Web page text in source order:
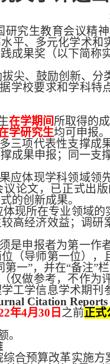
研究生教育会议精
平、多元化学术和
成果奖（以下简称
拔尖、鼓励创新、分
学校要求和学科特
在学期间 所取得的
学研究生均可申报。
三项代表性支撑成
成果申报；同一支
应体现学科领域领
论文，已正式出
的创新成果。
现所在专业领域
高经济效益；调
是申报者为第一作
（导师第一位），
第一”，并在“备注”
仅做参考，不作为
工学信息学术期
Citation Reports
年4月30 日 之前正式
。
合预算改革实施方